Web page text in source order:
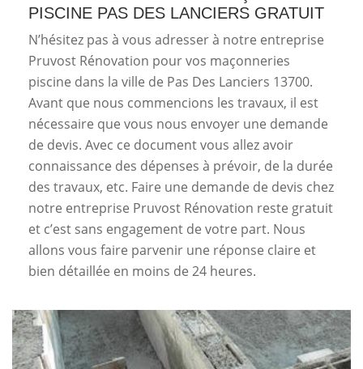
PISCINE PAS DES LANCIERS GRATUIT
N’hésitez pas à vous adresser à notre entreprise
Pruvost Rénovation pour vos maçonneries
piscine dans la ville de Pas Des Lanciers 13700.
Avant que nous commencions les travaux, il est
nécessaire que vous nous envoyer une demande
de devis. Avec ce document vous allez avoir
connaissance des dépenses à prévoir, de la durée
des travaux, etc. Faire une demande de devis chez
notre entreprise Pruvost Rénovation reste gratuit
et c’est sans engagement de votre part. Nous
allons vous faire parvenir une réponse claire et
bien détaillée en moins de 24 heures.